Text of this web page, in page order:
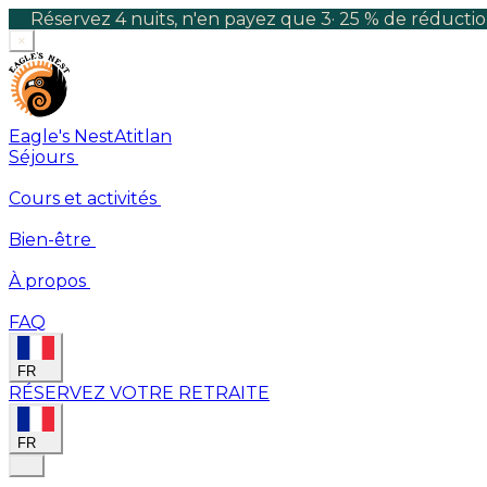
Réservez 4 nuits, n'en payez que 3· 25 % de
×
Eagle's NestAtitlan
Séjours
Cours et activités
Bien-être
À propos
FAQ
FR
RÉSERVEZ VOTRE RETRAITE
FR